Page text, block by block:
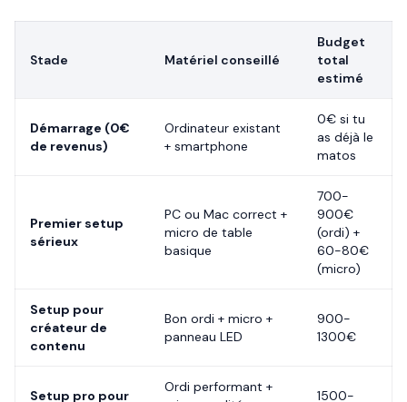
Stade Matériel conseillé
Budget
total
estimé
Démarrage (0€
de revenus)
Ordinateur existant
+ smartphone
0€ si tu
as déjà le
matos
Premier setup
sérieux
PC ou Mac correct +
micro de table
basique
700-
900€
(ordi) +
60-80€
(micro)
Setup pour
créateur de
contenu
Bon ordi + micro +
panneau LED
900-
1300€
Setup pro pour
Ordi performant +
1500-